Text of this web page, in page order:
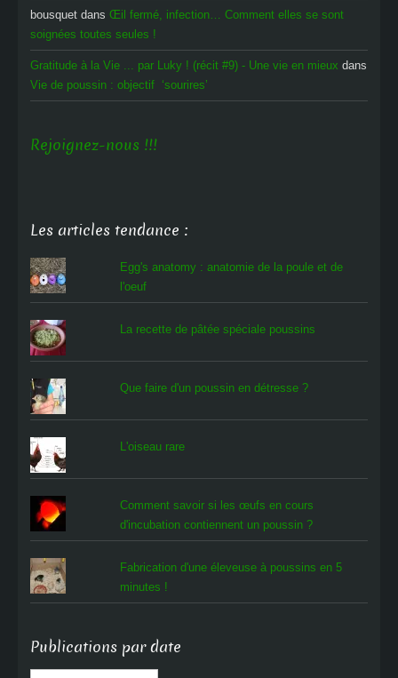
bousquet dans Œil fermé, infection… Comment elles se sont
soignées toutes seules !
Gratitude à la Vie ... par Luky ! (récit #9) - Une vie en mieux dans
Vie de poussin : objectif ‘sourires’
Rejoignez-nous !!!
Les articles tendance :
Egg's anatomy : anatomie de la poule et de
l'oeuf
La recette de pâtée spéciale poussins
Que faire d'un poussin en détresse ?
L'oiseau rare
Comment savoir si les œufs en cours
d'incubation contiennent un poussin ?
Fabrication d'une éleveuse à poussins en 5
minutes !
Publications par date